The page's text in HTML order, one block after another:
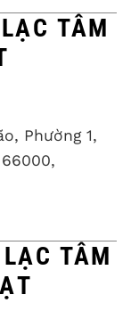
TÂM
Phường 1,
TÂM